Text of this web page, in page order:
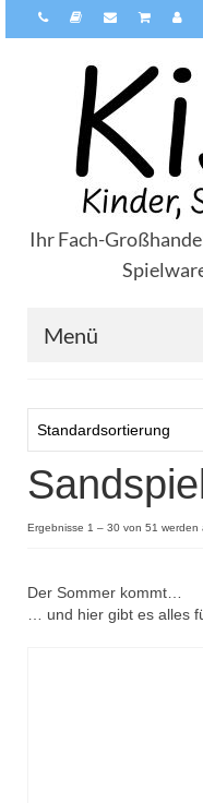
Ihr Fach-
Menü
Zahlungsarten
Versandarten
Kisus Katalog
Kontakt
Ergebnisse 1 – 30 von 51 werden
Der Sommer kommt…
… und hier gibt es alles